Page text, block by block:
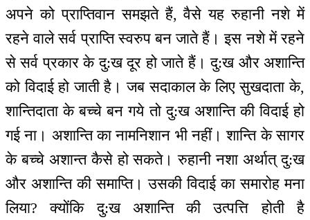
अपने को प्राप्तिवान समझते हैं, वैसे यह रुहानी नशे में
रहने वाले सर्व प्राप्ति स्वरुप बन जाते हैं। इस नशे में रहने
से सर्व प्रकार के दु:ख दूर हो जाते हैं। दु:ख और अशान्ति
को विदाई हो जाती है। जब सदाकाल के लिए सुखदाता के,
शान्तिदाता के बच्चे बन गये तो दु:ख अशान्ति की विदाई हो
गई ना। अशान्ति का नामनिशान भी नहीं। शान्ति के सागर
के बच्चे अशान्त कैसे हो सकते। रुहानी नशा अर्थात् दु:ख
और अशान्ति की समाप्ति। उसकी विदाई का समारोह मना
लिया? क्योंकि दु:ख अशान्ति की उत्पत्ति होती है